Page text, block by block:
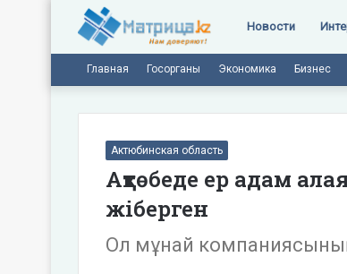
Новости
Главная Госорганы Экономика Бизнес
Актюбинская область
Ақтөбеде ер адам
жіберген
Ол мұнай